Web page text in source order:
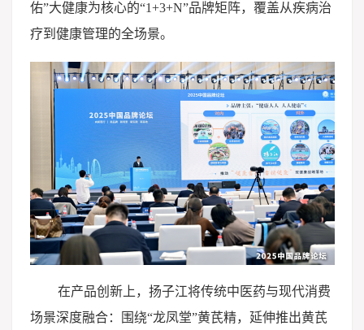
佑”大健康为核心的“1+3+N”品牌矩阵，覆盖从疾病治
疗到健康管理的全场景。
在产品创新上，扬子江将传统中医药与现代消费
场景深度融合：围绕“龙凤堂”黄芪精，延伸推出黄芪